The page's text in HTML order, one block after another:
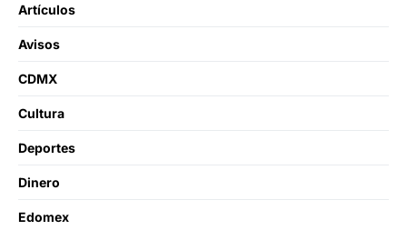
Artículos
Avisos
CDMX
Cultura
Deportes
Dinero
Edomex